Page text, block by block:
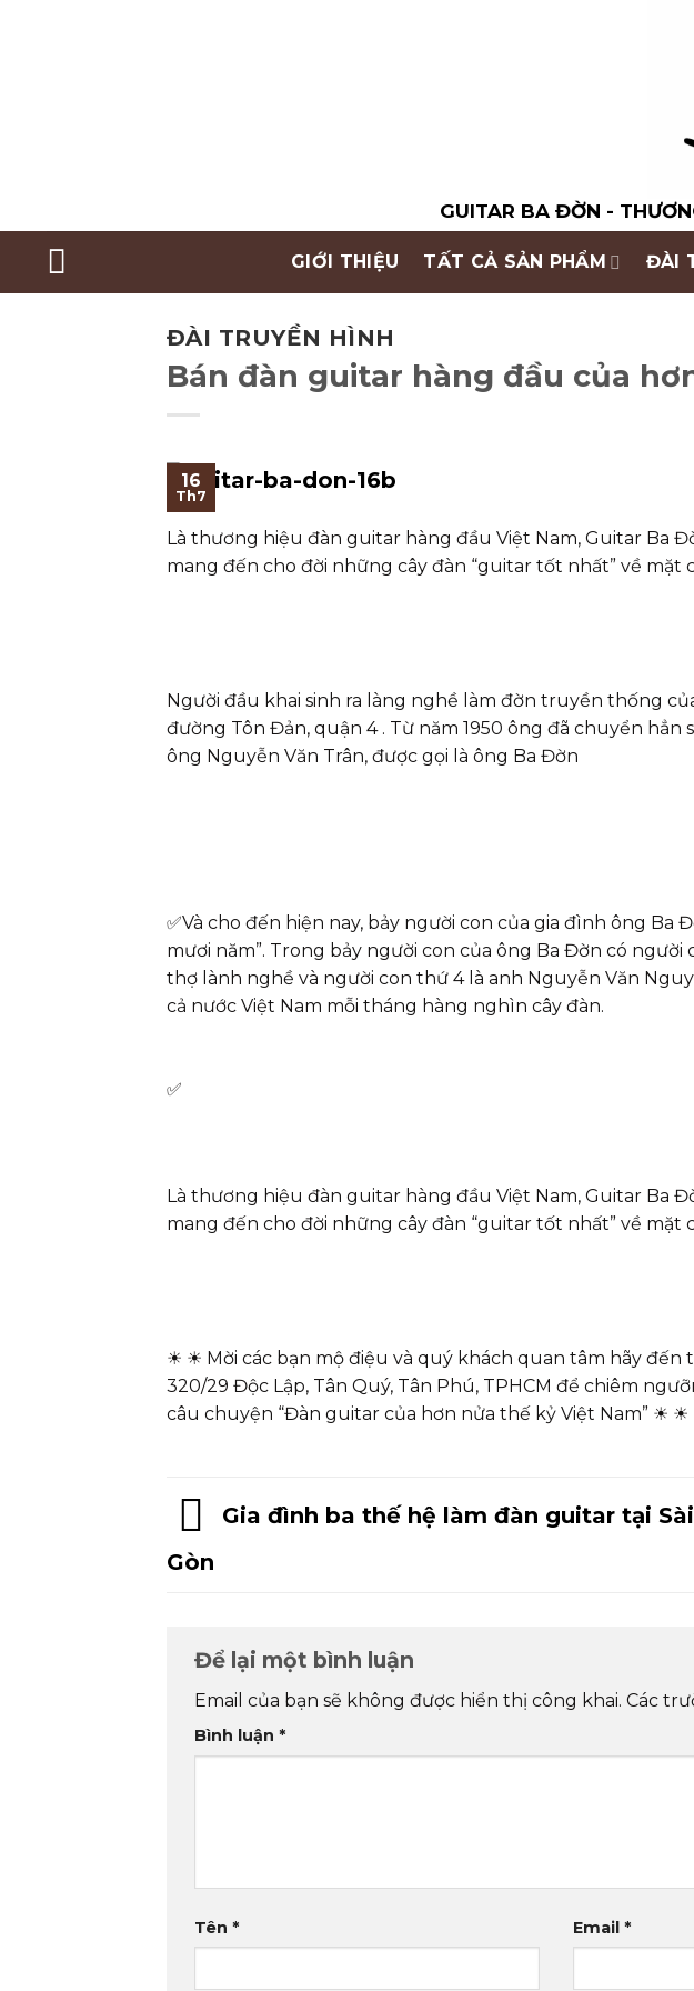
GUITAR BA ĐỜN -
GIỚI THIỆU TẤT CẢ SẢN PHẨM ĐÀI
ĐÀI TRUYỀN HÌNH
Bán đàn guitar hàng đầu của
16
Th7
Là thương hiệu đàn guitar hàng đầu Việt Nam, Guitar Ba
mang đến cho đời những cây đàn “guitar tốt nhất” về
Người đầu khai sinh ra làng nghề làm đờn truyền thống
đường Tôn Đản, quận 4 . Từ năm 1950 ông đã chuyển
ông Nguyễn Văn Trân, được gọi là ông Ba Đờn
✅Và cho đến hiện nay, bảy người con của gia đình ông
mươi năm”. Trong bảy người con của ông Ba Đờn có
thợ lành nghề và người con thứ 4 là anh Nguyễn Văn
cả nước Việt Nam mỗi tháng hàng nghìn cây đàn.
✅
Là thương hiệu đàn guitar hàng đầu Việt Nam, Guitar Ba
mang đến cho đời những cây đàn “guitar tốt nhất” về
☀ ☀ Mời các bạn mộ điệu và quý khách quan tâm hãy
320/29 Độc Lập, Tân Quý, Tân Phú, TPHCM để chiêm
câu chuyện “Đàn guitar của hơn nửa thế kỷ Việt Nam” ☀ ☀
Gia đình ba thế hệ làm đàn guitar tại Sài
Gòn
Để lại một bình luận
Email của bạn sẽ không được hiển thị công khai. Các
Bình luận *
Tên * Email*